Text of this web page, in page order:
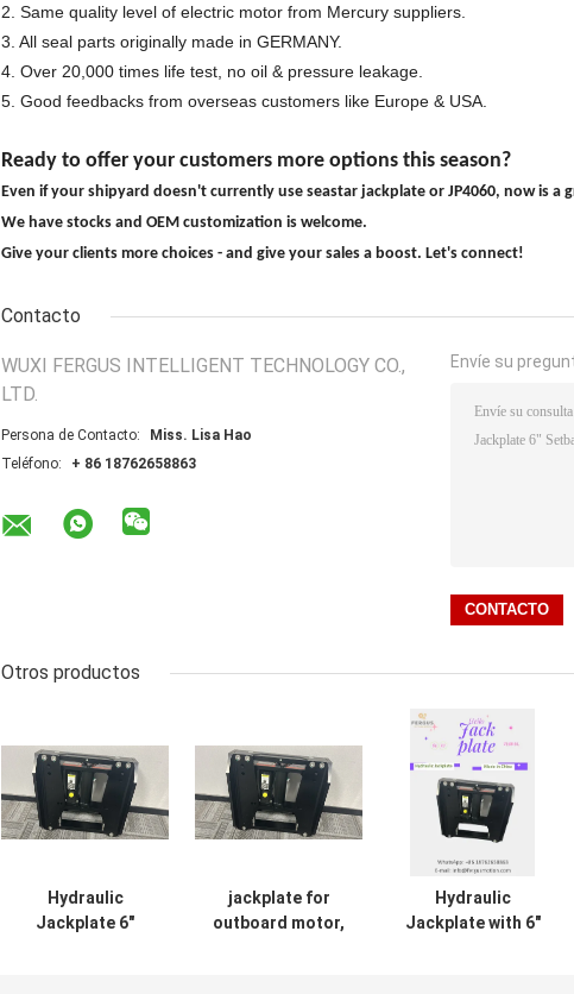
2. Same quality level of electric motor from Mercury suppliers.
3. All seal parts originally made in GERMANY.
4. Over 20,000 times life test, no oil & pressure leakage.
5. Good feedbacks from overseas customers like Europe & USA.
Ready to offer your customers more options this season?
Even if your shipyard doesn't currently use seastar jackplate or JP4060, now is a
We have stocks and OEM customization is welcome.
Give your clients more choices - and give your sales a boost. Let's connect!
Contacto
WUXI FERGUS INTELLIGENT TECHNOLOGY CO.,
LTD.
Persona de Contacto:
Miss. Lisa Hao
Teléfono:
+ 86 18762658863
Envíe su
Otros productos
Hydraulic
Jackplate 6"
jackplate for
outboard motor,
Hydraulic
Jackplate with 6"